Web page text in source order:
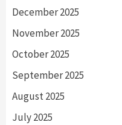
December 2025
November 2025
October 2025
September 2025
August 2025
July 2025